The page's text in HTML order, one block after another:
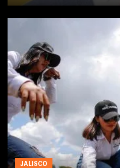
JALISCO